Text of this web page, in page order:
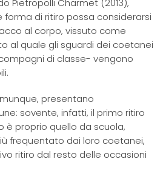
Pietropolli Charmet (2013),
di ritiro possa considerarsi
al corpo, vissuto come
al quale gli sguardi dei coetanei
di classe- vengono
presentano
sovente, infatti, il primo ritiro
è proprio quello da scuola,
frequentato dai loro coetanei,
ritiro dal resto delle occasioni